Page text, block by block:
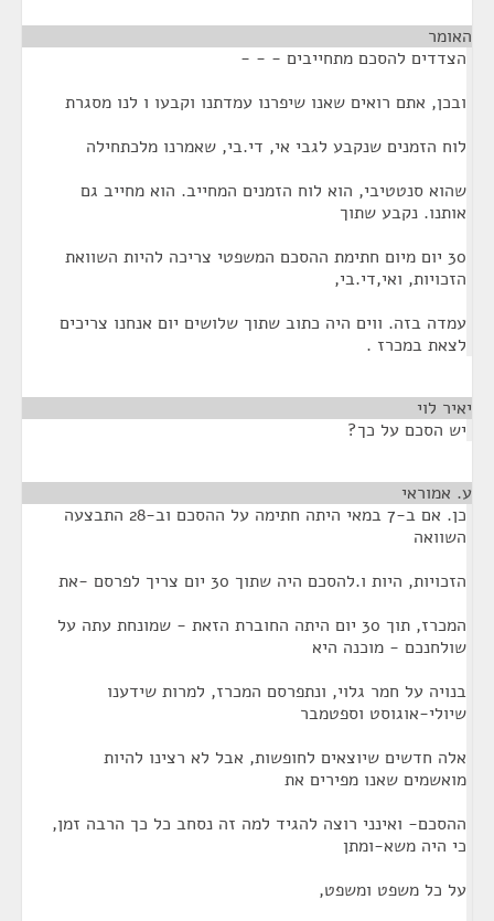
האומר
הצדדים להסכם מתחייבים - - -
ובכן, אתם רואים שאנו שיפרנו עמדתנו וקבעו ו לנו מסגרת
לוח הזמנים שנקבע לגבי אי, די.בי, שאמרנו מלכתחילה
שהוא סנטטיבי, הוא לוח הזמנים המחייב. הוא מחייב גם
אותנו. נקבע שתוך
30 יום מיום חתימת ההסכם המשפטי צריכה להיות השוואת
הזכויות, ואי,די.בי,
עמדה בזה. ווים היה כתוב שתוך שלושים יום אנחנו צריכים
לצאת במכרז .
יאיר לוי
יש הסכם על כך?
ע. אמוראי
כן. אם ב-7 במאי היתה חתימה על ההסכם וב-28 התבצעה
השוואה
הזכויות, היות ו.להסכם היה שתוך 30 יום צריך לפרסם -את
המכרז, תוך 30 יום היתה החוברת הזאת - שמונחת עתה על
שולחנכם - מוכנה היא
בנויה על חמר גלוי, ונתפרסם המכרז, למרות שידענו
שיולי-אוגוסט וספטמבר
אלה חדשים שיוצאים לחופשות, אבל לא רצינו להיות
מואשמים שאנו מפירים את
ההסכם- ואינני רוצה להגיד למה זה נסחב כל כך הרבה זמן,
כי היה משא-ומתן
על כל משפט ומשפט,